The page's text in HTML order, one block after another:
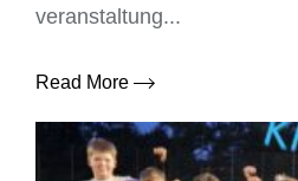
veranstaltung...
Read More